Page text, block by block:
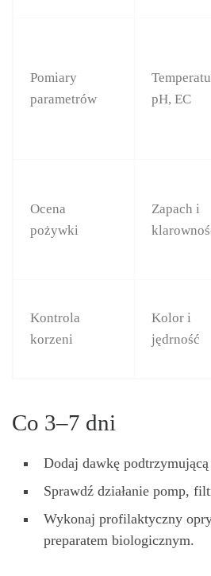
Pomiary
parametrów
pH, EC
Ocena
pożywki
Zapach i
Kontrola
korzeni
Kolor i
jędrność
Co 3–7 dni
Dodaj dawkę
Sprawdź działanie pomp,
Wykonaj profilaktyczny
preparatem biologicznym.